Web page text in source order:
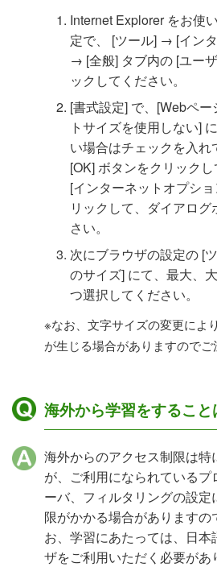
Internet Explorer をお使
定で、 [ツール] → [イン
→ [全般] タブ内の [ユー
ックしてください。
[書式設定] で、[Webペ
トサイズを使用しない]
い場合はチェックを入
[OK] ボタンをクリック
[インターネットオプシ
リックして、ダイアロ
さい。
次にブラウザの設定の [
のサイズ] にて、最大、
つ選択してください。
※なお、文字サイズの変更によ
が生じる場合がありますのでご
海外から学習をすること
海外からのアクセス制限は特
が、ご利用になられている
ーバ、フィルタリングの設
限がかかる場合があります
お、学習にあたっては、日本
ザをご利用いただく必要があ